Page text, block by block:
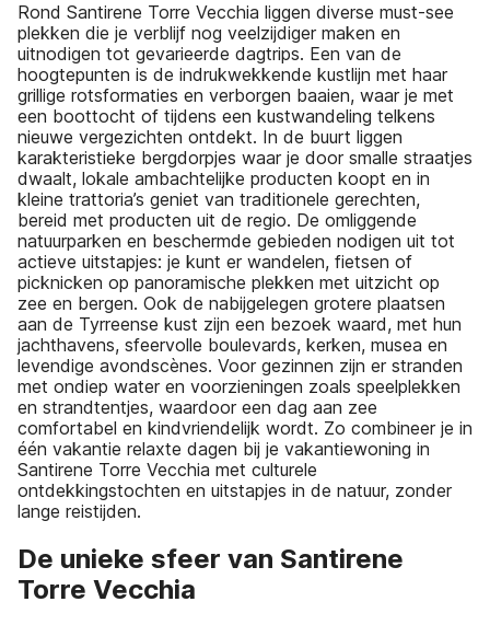
Rond Santirene Torre Vecchia liggen diverse must-see
plekken die je verblijf nog veelzijdiger maken en
uitnodigen tot gevarieerde dagtrips. Een van de
hoogtepunten is de indrukwekkende kustlijn met haar
grillige rotsformaties en verborgen baaien, waar je met
een boottocht of tijdens een kustwandeling telkens
nieuwe vergezichten ontdekt. In de buurt liggen
karakteristieke bergdorpjes waar je door smalle straatjes
dwaalt, lokale ambachtelijke producten koopt en in
kleine trattoria’s geniet van traditionele gerechten,
bereid met producten uit de regio. De omliggende
natuurparken en beschermde gebieden nodigen uit tot
actieve uitstapjes: je kunt er wandelen, fietsen of
picknicken op panoramische plekken met uitzicht op
zee en bergen. Ook de nabijgelegen grotere plaatsen
aan de Tyrreense kust zijn een bezoek waard, met hun
jachthavens, sfeervolle boulevards, kerken, musea en
levendige avondscènes. Voor gezinnen zijn er stranden
met ondiep water en voorzieningen zoals speelplekken
en strandtentjes, waardoor een dag aan zee
comfortabel en kindvriendelijk wordt. Zo combineer je in
één vakantie relaxte dagen bij je vakantiewoning in
Santirene Torre Vecchia met culturele
ontdekkingstochten en uitstapjes in de natuur, zonder
lange reistijden.
De unieke sfeer van Santirene
Torre Vecchia